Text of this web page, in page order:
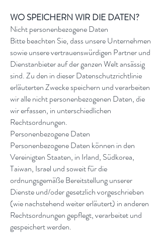
WO SPEICHERN WIR DIE DATEN?
Nicht personenbezogene Daten
Bitte beachten Sie, dass unsere Unternehmen
sowie unsere vertrauenswürdigen Partner und
Dienstanbieter auf der ganzen Welt ansässig
sind. Zu den in dieser Datenschutzrichtlinie
erläuterten Zwecke speichern und verarbeiten
wir alle nicht personenbezogenen Daten, die
wir erfassen, in unterschiedlichen
Rechtsordnungen.
Personenbezogene Daten
Personenbezogene Daten können in den
Vereinigten Staaten, in Irland, Südkorea,
Taiwan, Israel und soweit für die
ordnungsgemäße Bereitstellung unserer
Dienste und/oder gesetzlich vorgeschrieben
(wie nachstehend weiter erläutert) in anderen
Rechtsordnungen gepflegt, verarbeitet und
gespeichert werden.